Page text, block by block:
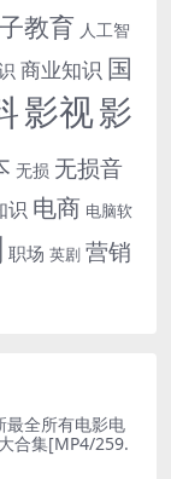
教育 人工智
商业知识 国
影视影
无损 无损音
识 电商 电脑软
职场 英剧 营销
最全所有电影电
合集[MP4/259.